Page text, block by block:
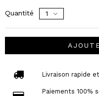
Quantité
Livraison rapide
Paiements 100%